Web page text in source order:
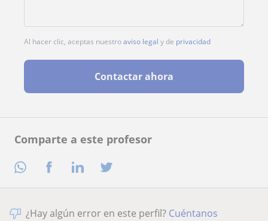
Comparte a este profesor
Al hacer clic, aceptas nuestroaviso legal y de privacidad
Contactar ahora
¿Hay algún error en este perfil? Cuéntanos